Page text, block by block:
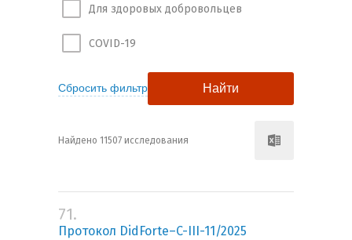
Для здоровых добровольцев
COVID-19
Найдено 11507 исследования
71.
Протокол DidForte–C-III-11/2025